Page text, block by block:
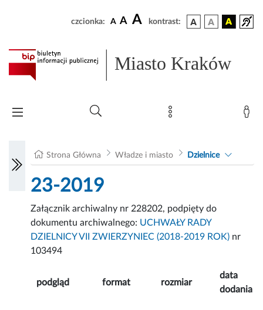
czcionka: A A A kontrast:
Miasto Kraków
Strona Główna Władze i miasto Dzielnice
23-2019
Załącznik archiwalny nr 228202, podpięty do
dokumentu archiwalnego: UCHWAŁY RADY
DZIELNICY VII ZWIERZYNIEC (2018-2019 ROK) nr
103494
podgląd format rozmiar
data
dodania